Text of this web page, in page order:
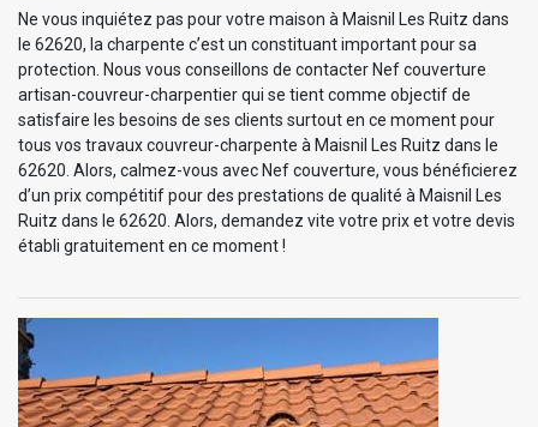
Ne vous inquiétez pas pour votre maison à Maisnil Les Ruitz dans
le 62620, la charpente c’est un constituant important pour sa
protection. Nous vous conseillons de contacter Nef couverture
artisan-couvreur-charpentier qui se tient comme objectif de
satisfaire les besoins de ses clients surtout en ce moment pour
tous vos travaux couvreur-charpente à Maisnil Les Ruitz dans le
62620. Alors, calmez-vous avec Nef couverture, vous bénéficierez
d’un prix compétitif pour des prestations de qualité à Maisnil Les
Ruitz dans le 62620. Alors, demandez vite votre prix et votre devis
établi gratuitement en ce moment !